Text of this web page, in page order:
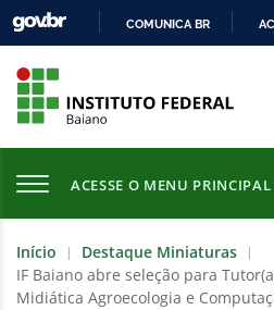
COMUNICA BR
ACESSE O MENU PRINCIPAL
Início | Destaque Miniaturas |
IF Baiano abre seleção para
Midiática Agroecologia e